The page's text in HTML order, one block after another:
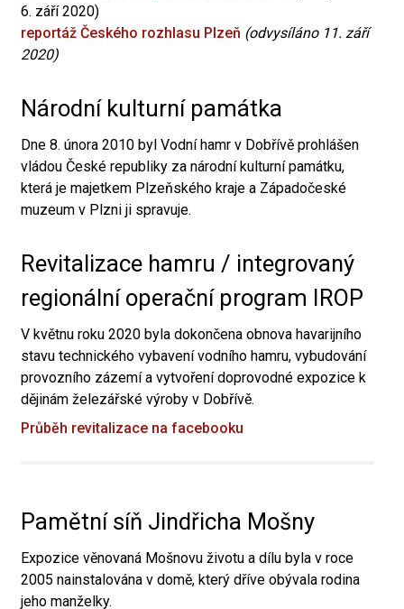
6. září 2020)
reportáž Českého rozhlasu Plzeň (odvysíláno 11. září
2020)
Národní kulturní památka
Dne 8. února 2010 byl Vodní hamr v Dobřívě prohlášen
vládou České republiky za národní kulturní památku,
která je majetkem Plzeňského kraje a Západočeské
muzeum v Plzni ji spravuje.
Revitalizace hamru / integrovaný
regionální operační program IROP
V květnu roku 2020 byla dokončena obnova havarijního
stavu technického vybavení vodního hamru, vybudování
provozního zázemí a vytvoření doprovodné expozice k
dějinám železářské výroby v Dobřívě.
Průběh revitalizace na facebooku
Pamětní síň Jindřicha Mošny
Expozice věnovaná Mošnovu životu a dílu byla v roce
2005 nainstalována v domě, který dříve obývala rodina
jeho manželky.